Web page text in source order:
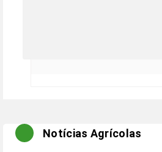
Notícias Agrícolas